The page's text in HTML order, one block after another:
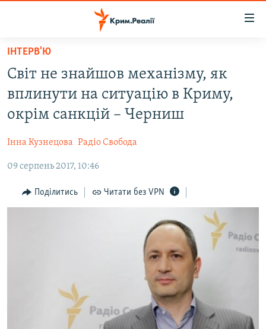
Перейти
основного
матеріалу
Перейти
до
основної
навігації
Перейти
пошуку
ВІДЕО ТА ФОТО
БЛОГИ
ПОГЛЯД
ІНТЕРВ'Ю
СВІДЧЕННЯ ОКУПАЦІЇ
УКРАЇНСЬКА ПРОБЛЕМА КРИМУ
ІНТЕРВ'Ю
Світ не знайшов механізму, як
вплинути на ситуацію в Криму,
окрім санкцій – Черниш
Інна Кузнецова Радіо Свобода
09 серпень 2017, 10:46
Поділитись Читати без VPN